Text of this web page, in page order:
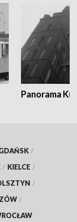
Panorama
/
/ KIELCE /
/
/